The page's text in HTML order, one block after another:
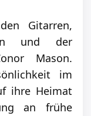
Gitarren,
und der
Mason.
im
ihre Heimat
an frühe